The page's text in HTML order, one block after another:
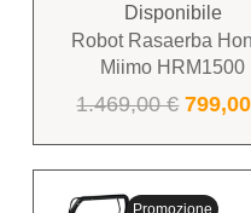
Disponibile
Robot Rasaerba
Miimo HRM1500
1.469,00€
Promozione